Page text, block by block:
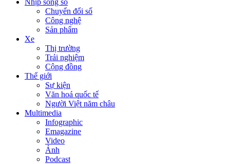
Nhịp sống số
Chuyển đổi số
Công nghệ
Sản phẩm
Xe
Thị trường
Trải nghiệm
Cộng đồng
Thế giới
Sự kiện
Văn hoá quốc tế
Người Việt năm châu
Multimedia
Infographic
Emagazine
Video
Ảnh
Podcast